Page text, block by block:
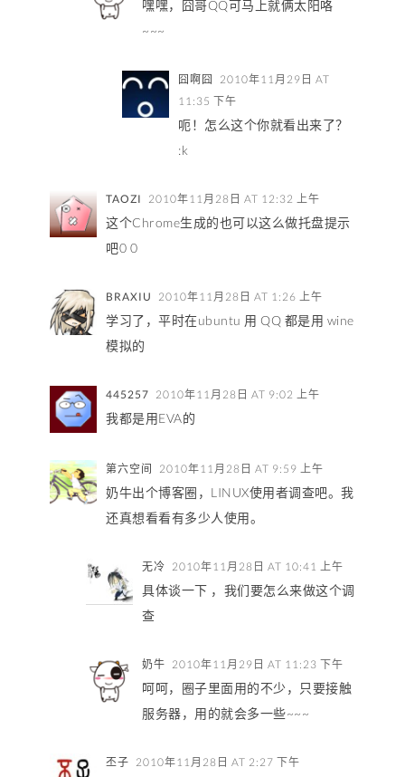
嘿嘿，囧哥QQ可马上就俩太阳咯
~~~
囧啊囧
2010年11月29日 AT
11:35 下午
呃！怎么这个你就看出来了？
:k
TAOZI 2010年11月28日 AT 12:32 上午
这个Chrome生成的也可以这么做托盘提示
吧0 0
BRAXIU 2010年11月28日 AT 1:26 上午
学习了，平时在ubuntu 用 QQ 都是用 wine
模拟的
445257 2010年11月28日 AT 9:02 上午
我都是用EVA的
第六空间 2010年11月28日 AT 9:59 上午
奶牛出个博客圈，LINUX使用者调查吧。我
还真想看看有多少人使用。
无冷 2010年11月28日 AT 10:41 上午
具体谈一下 ，我们要怎么来做这个调
查
奶牛 2010年11月29日 AT 11:23 下午
呵呵，圈子里面用的不少，只要接触
服务器，用的就会多一些~~~
丕子 2010年11月28日 AT 2:27 下午